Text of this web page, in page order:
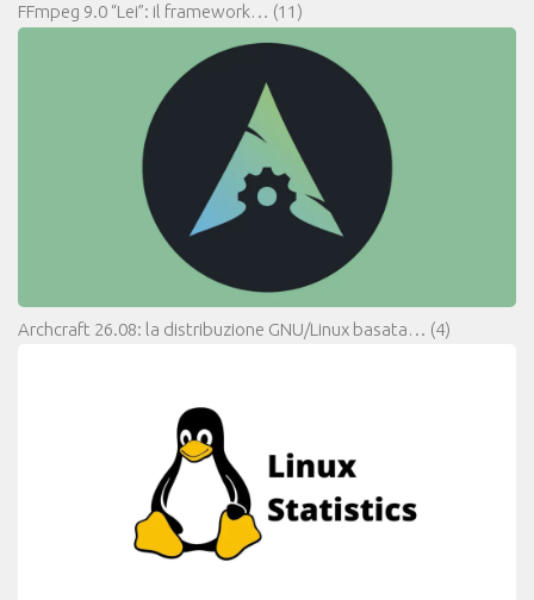
FFmpeg 9.0 “Lei”: il framework… (11)
Archcraft 26.08: la distribuzione GNU/Linux basata… (4)